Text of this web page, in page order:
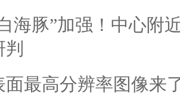
海豚”加强！中心附
面最高分辨率图像来